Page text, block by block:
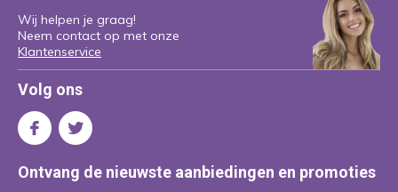
Wij helpen je graag!
Neem contact op met onze
Klantenservice
Volg ons
Ontvang de nieuwste aanbiedingen en promoties